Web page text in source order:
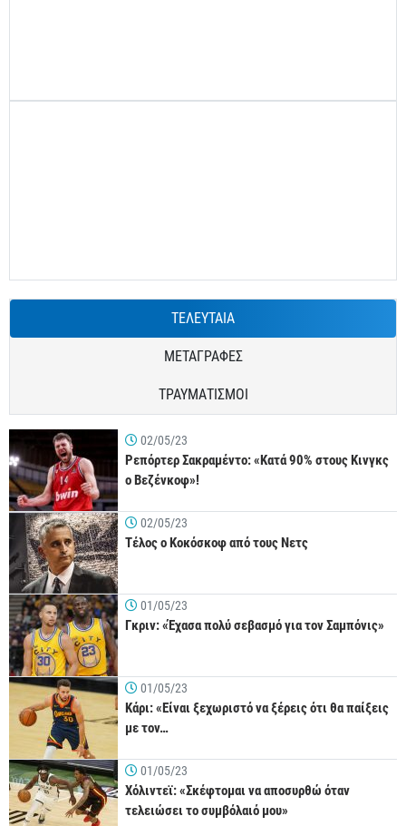
ΤΕΛΕΥΤΑΙΑ
ΜΕΤΑΓΡΑΦΕΣ
ΤΡΑΥΜΑΤΙΣΜΟΙ
02/05/23
Ρεπόρτερ Σακραμέντο: «Κατά 90% στους Κινγκς
ο Βεζένκοφ»!
02/05/23
Τέλος ο Κοκόσκοφ από τους Νετς
01/05/23
Γκριν: «Έχασα πολύ σεβασμό για τον Σαμπόνις»
01/05/23
Κάρι: «Είναι ξεχωριστό να ξέρεις ότι θα παίξεις
με τον…
01/05/23
Χόλιντεϊ: «Σκέφτομαι να αποσυρθώ όταν
τελειώσει το συμβόλαιό μου»